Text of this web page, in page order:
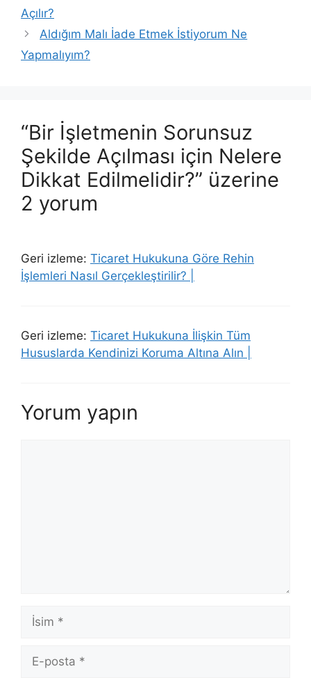
Açılır?
Aldığım Malı İade Etmek İstiyorum Ne
Yapmalıyım?
“Bir İşletmenin Sorunsuz
Şekilde Açılması için Nelere
Dikkat Edilmelidir?” üzerine
2 yorum
Geri izleme: Ticaret Hukukuna Göre Rehin
İşlemleri Nasıl Gerçekleştirilir? |
Geri izleme: Ticaret Hukukuna İlişkin Tüm
Hususlarda Kendinizi Koruma Altına Alın |
Yorum yapın
İsim
posta